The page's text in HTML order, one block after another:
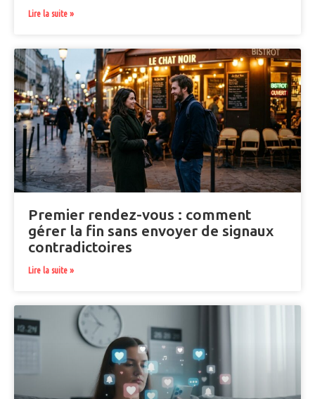
Lire la suite »
Premier rendez-vous : comment
gérer la fin sans envoyer de signaux
contradictoires
Lire la suite »